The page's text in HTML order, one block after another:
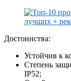
Достоинства:
Устойчив к
Степень
IP52;